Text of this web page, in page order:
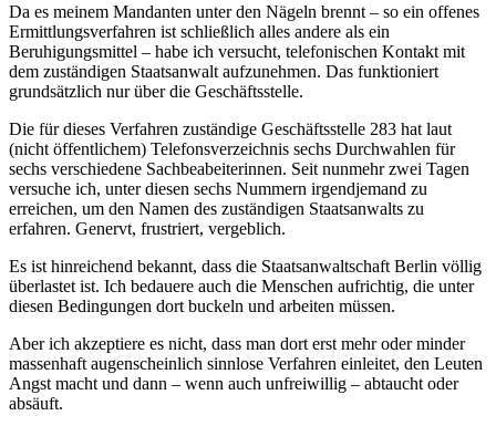
Da es meinem Mandanten unter den Nägeln brennt – so ein offenes
Ermittlungsverfahren ist schließlich alles andere als ein
Beruhigungsmittel – habe ich versucht, telefonischen Kontakt mit
dem zuständigen Staatsanwalt aufzunehmen. Das funktioniert
grundsätzlich nur über die Geschäftsstelle.
Die für dieses Verfahren zuständige Geschäftsstelle 283 hat laut
(nicht öffentlichem) Telefonsverzeichnis sechs Durchwahlen für
sechs verschiedene Sachbeabeiterinnen. Seit nunmehr zwei Tagen
versuche ich, unter diesen sechs Nummern irgendjemand zu
erreichen, um den Namen des zuständigen Staatsanwalts zu
erfahren. Genervt, frustriert, vergeblich.
Es ist hinreichend bekannt, dass die Staatsanwaltschaft Berlin völlig
überlastet ist. Ich bedauere auch die Menschen aufrichtig, die unter
diesen Bedingungen dort buckeln und arbeiten müssen.
Aber ich akzeptiere es nicht, dass man dort erst mehr oder minder
massenhaft augenscheinlich sinnlose Verfahren einleitet, den Leuten
Angst macht und dann – wenn auch unfreiwillig – abtaucht oder
absäuft.